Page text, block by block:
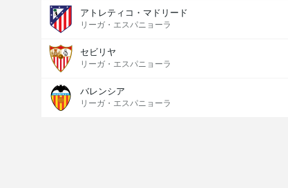
アトレティコ・マドリード
リーガ・エスパニョーラ
セビリヤ
リーガ・エスパニョーラ
バレンシア
リーガ・エスパニョーラ